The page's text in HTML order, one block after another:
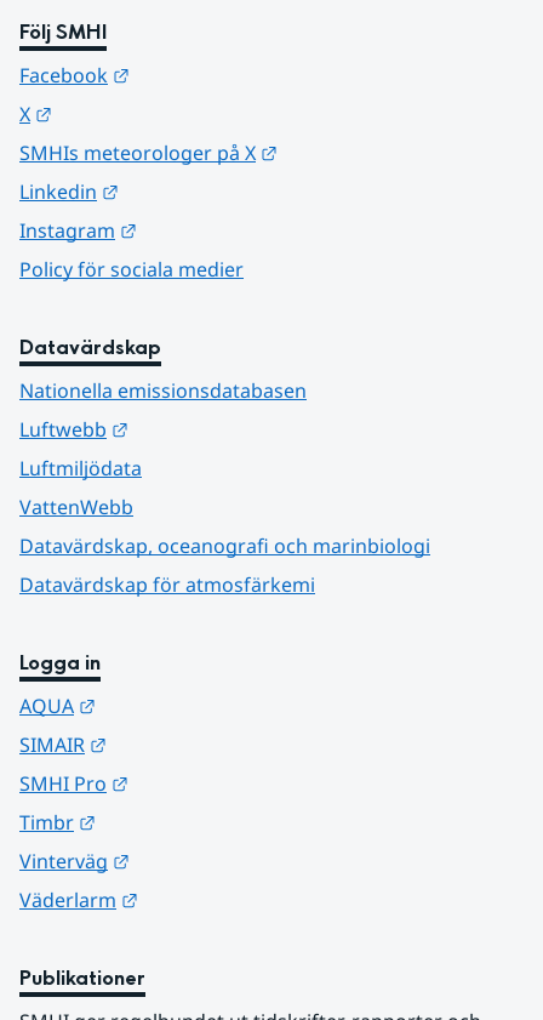
Följ SMHI
Facebook
X
SMHIs meteorologer på X
Linkedin
Instagram
Policy för sociala medier
Datavärdskap
Nationella emissionsdatabasen
Luftwebb
Luftmiljödata
VattenWebb
Datavärdskap, oceanografi och marinbiologi
Datavärdskap för atmosfärkemi
Logga in
AQUA
SIMAIR
SMHI Pro
Timbr
Vinterväg
Väderlarm
Publikationer